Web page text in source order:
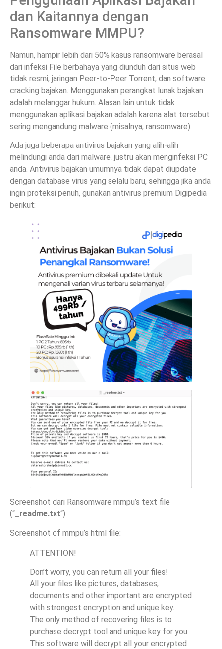
dan Kaitannya dengan
Ransomware MMPU?
Namun, hampir lebih dari 50% kasus ransomware berasal
dari infeksi File berbahaya yang diunduh dari situs web
tidak resmi, jaringan Peer-to-Peer Torrent, dan software
cracking bajakan. Menggunakan perangkat lunak bajakan
adalah melanggar hukum. Alasan lain untuk tidak
menggunakan aplikasi bajakan adalah karena alat tersebut
sering mengandung malware (misalnya, ransomware).
Ada juga beberapa antivirus bajakan yang alih-alih
melindungi anda dari malware, justru akan menginfeksi PC
anda. Antivirus bajakan umumnya tidak dapat diupdate
dengan database virus yang selalu baru, sehingga jika anda
ingin proteksi penuh, gunakan antivirus premium Digipedia
berikut:
Screenshot dari Ransomware mmpu’s text file
(“ _readme.txt“):
Screenshot of mmpu’s html file:
ATTENTION!
Don’t worry, you can return all your files!
All your files like pictures, databases,
documents and other important are encrypted
with strongest encryption and unique key.
The only method of recovering files is to
purchase decrypt tool and unique key for you.
This software will decrypt all your encrypted